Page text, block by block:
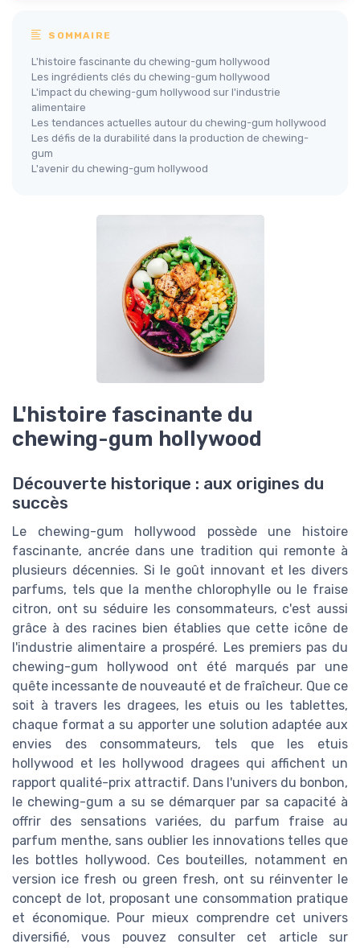
SOMMAIRE
L'histoire fascinante du chewing-gum hollywood
Les ingrédients clés du chewing-gum hollywood
L'impact du chewing-gum hollywood sur l'industrie
alimentaire
Les tendances actuelles autour du chewing-gum hollywood
Les défis de la durabilité dans la production de chewing-
gum
L'avenir du chewing-gum hollywood
L'histoire fascinante du
chewing-gum hollywood
Découverte historique : aux origines du
succès
Le chewing-gum hollywood possède une histoire
fascinante, ancrée dans une tradition qui remonte à
plusieurs décennies. Si le goût innovant et les divers
parfums, tels que la menthe chlorophylle ou le fraise
citron, ont su séduire les consommateurs, c'est aussi
grâce à des racines bien établies que cette icône de
l'industrie alimentaire a prospéré. Les premiers pas du
chewing-gum hollywood ont été marqués par une
quête incessante de nouveauté et de fraîcheur. Que ce
soit à travers les dragees, les etuis ou les tablettes,
chaque format a su apporter une solution adaptée aux
envies des consommateurs, tels que les etuis
hollywood et les hollywood dragees qui affichent un
rapport qualité-prix attractif. Dans l'univers du bonbon,
le chewing-gum a su se démarquer par sa capacité à
offrir des sensations variées, du parfum fraise au
parfum menthe, sans oublier les innovations telles que
les bottles hollywood. Ces bouteilles, notamment en
version ice fresh ou green fresh, ont su réinventer le
concept de lot, proposant une consommation pratique
et économique. Pour mieux comprendre cet univers
diversifié, vous pouvez consulter cet article sur